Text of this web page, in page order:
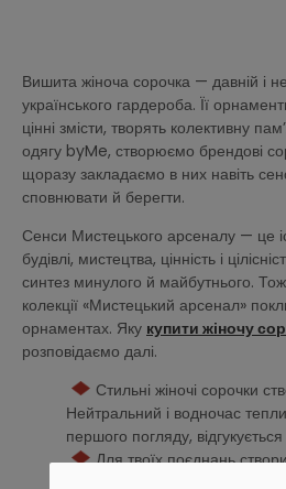
Вишита жіноча сорочка — давній і
українського гардероба. Її
цінні змісти, творять колективну
одягу byMe, створюємо брендові
щоразу закладаємо в них навіть
сповнювати й берегти.
Сенси Мистецького арсеналу — це
будівлі, мистецтва, цінність і
синтез минулого й майбутнього.
колекції «Мистецький арсенал»
орнаментах. Яку купити жіночу
розповідаємо далі.
Стильні жіночі сорочки
Нейтральний і водночас
першого погляду,
Для твоїх поєднань